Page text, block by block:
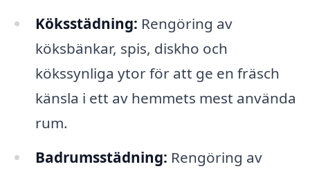
Köksstädning: Rengöring av
köksbänkar, spis, diskho och
kökssynliga ytor för att ge en fräsch
känsla i ett av hemmets mest använda
rum.
Badrumsstädning: Rengöring av